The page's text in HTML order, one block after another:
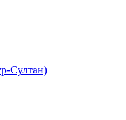
Султан)